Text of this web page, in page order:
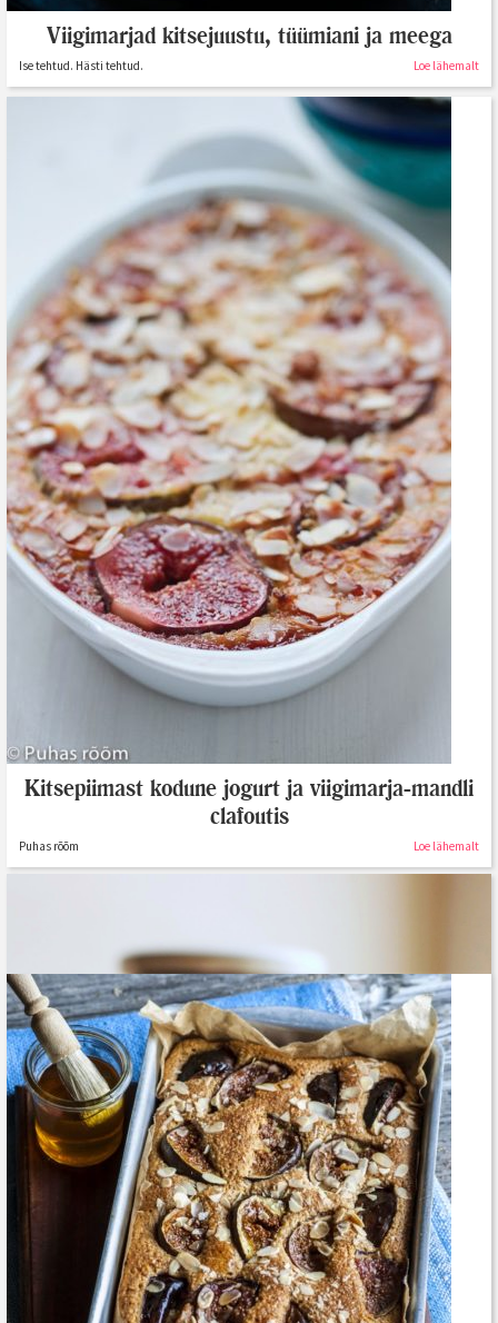
Viigimarjad kitsejuustu, tüümiani ja meega
Ise tehtud. Hästi tehtud. Loe lähemalt
Kitsepiimast kodune jogurt ja viigimarja-mandli
clafoutis
Puhas rõõm Loe lähemalt